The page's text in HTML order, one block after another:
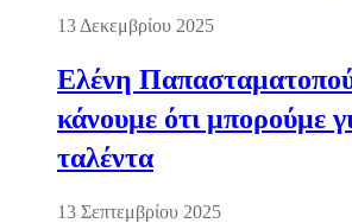
13 Δεκεμβρίου 2025
Ελένη
κάνουμε ότι μπορούμε
ταλέντα
13 Σεπτεμβρίου 2025